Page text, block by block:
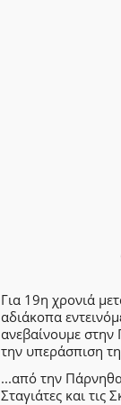
Για 19η χρονιά
αδιάκοπα
ανεβαίνουμε
την υπεράσπιση
...από την
Σταγιάτες και τις